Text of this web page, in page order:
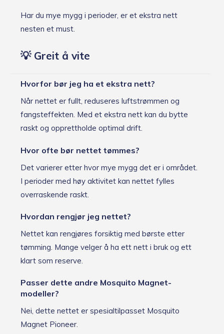
Har du mye mygg i perioder, er et ekstra nett
nesten et must.
💡 Greit å vite
Hvorfor bør jeg ha et ekstra nett?
Når nettet er fullt, reduseres luftstrømmen og
fangsteffekten. Med et ekstra nett kan du bytte
raskt og opprettholde optimal drift.
Hvor ofte bør nettet tømmes?
Det varierer etter hvor mye mygg det er i området.
I perioder med høy aktivitet kan nettet fylles
overraskende raskt.
Hvordan rengjør jeg nettet?
Nettet kan rengjøres forsiktig med børste etter
tømming. Mange velger å ha ett nett i bruk og ett
klart som reserve.
Passer dette andre Mosquito Magnet-
modeller?
Nei, dette nettet er spesialtilpasset Mosquito
Magnet Pioneer.